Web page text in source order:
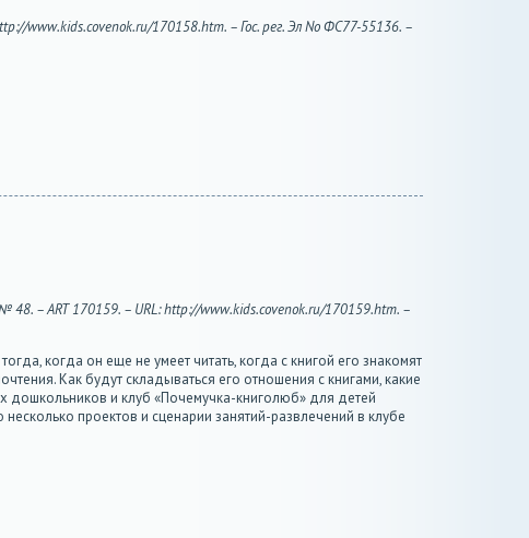
www.kids.covenok.ru/170158.htm. – Гос. рег. Эл No ФС77-55136. –
48. – ART 170159. – URL: http://www.kids.covenok.ru/170159.htm. –
когда он еще не умеет читать, когда с книгой его знакомят
Как будут складываться его отношения с книгами, какие
дошкольников и клуб «Почемучка-книголюб» для детей
проектов и сценарии занятий-развлечений в клубе